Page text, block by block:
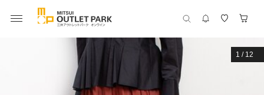
1 / 12